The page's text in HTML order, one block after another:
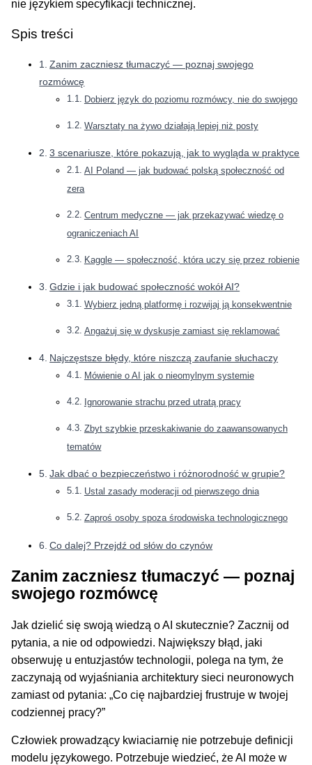
nie językiem specyfikacji technicznej.
Spis treści
Zanim zaczniesz tłumaczyć — poznaj swojego
rozmówcę
Dobierz język do poziomu rozmówcy, nie do swojego
Warsztaty na żywo działają lepiej niż posty
3 scenariusze, które pokazują, jak to wygląda w praktyce
AI Poland — jak budować polską społeczność od
zera
Centrum medyczne — jak przekazywać wiedzę o
ograniczeniach AI
Kaggle — społeczność, która uczy się przez robienie
Gdzie i jak budować społeczność wokół AI?
Wybierz jedną platformę i rozwijaj ją konsekwentnie
Angażuj się w dyskusje zamiast się reklamować
Najczęstsze błędy, które niszczą zaufanie słuchaczy
Mówienie o AI jak o nieomylnym systemie
Ignorowanie strachu przed utratą pracy
Zbyt szybkie przeskakiwanie do zaawansowanych
tematów
Jak dbać o bezpieczeństwo i różnorodność w grupie?
Ustal zasady moderacji od pierwszego dnia
Zaproś osoby spoza środowiska technologicznego
Co dalej? Przejdź od słów do czynów
Zanim zaczniesz tłumaczyć — poznaj
swojego rozmówcę
Jak dzielić się swoją wiedzą o AI skutecznie? Zacznij od
pytania, a nie od odpowiedzi. Największy błąd, jaki
obserwuję u entuzjastów technologii, polega na tym, że
zaczynają od wyjaśniania architektury sieci neuronowych
zamiast od pytania: „Co cię najbardziej frustruje w twojej
codziennej pracy?”
Człowiek prowadzący kwiaciarnię nie potrzebuje definicji
modelu językowego. Potrzebuje wiedzieć, że AI może w